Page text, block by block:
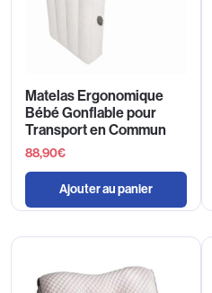
Matelas Ergonomique
Bébé Gonflable pour
Transport en Commun
88,90€
Ajouter au panier